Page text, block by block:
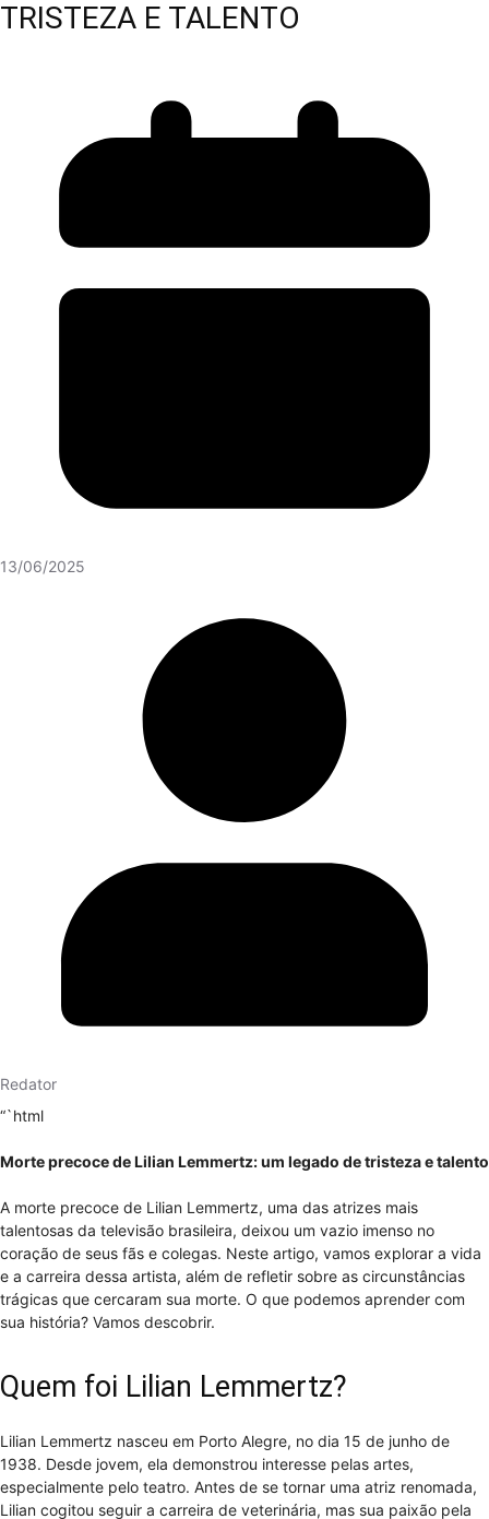
TRISTEZA E TALENTO
13/06/2025
Redator
“`html
Morte precoce de Lilian Lemmertz: um legado de tristeza e talento
A morte precoce de Lilian Lemmertz, uma das atrizes mais
talentosas da televisão brasileira, deixou um vazio imenso no
coração de seus fãs e colegas. Neste artigo, vamos explorar a vida
e a carreira dessa artista, além de refletir sobre as circunstâncias
trágicas que cercaram sua morte. O que podemos aprender com
sua história? Vamos descobrir.
Quem foi Lilian Lemmertz?
Lilian Lemmertz nasceu em Porto Alegre, no dia 15 de junho de
1938. Desde jovem, ela demonstrou interesse pelas artes,
especialmente pelo teatro. Antes de se tornar uma atriz renomada,
Lilian cogitou seguir a carreira de veterinária, mas sua paixão pela